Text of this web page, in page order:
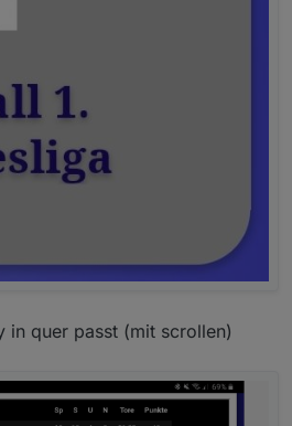
in quer passt (mit scrollen)